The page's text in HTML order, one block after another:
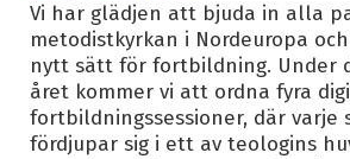
Vi har glädjen att bjuda in alla
metodistkyrkan i Nordeuropa
nytt sätt för fortbildning. Under
året kommer vi att ordna fyra
fortbildningssessioner, där varje
fördjupar sig i ett av teologins